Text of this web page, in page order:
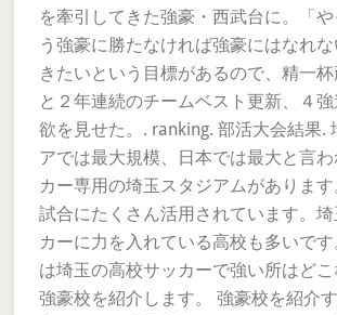
を牽引してきた強豪・西武台に。「
う強豪に勝たなければ強豪にはなれ
きたいという目標があるので、精一杯
と２年連続のチームベスト更新、４
欲を見せた。. ranking. 部活大会結果.
アでは最大規模、日本では最大と言
カー専用の埼玉スタジアムがありま
試合にたくさん活用されています。埼
カーに力を入れている高校も多いで
は埼玉の高校サッカーで強い所はど
強豪校を紹介します。 強豪校を紹介